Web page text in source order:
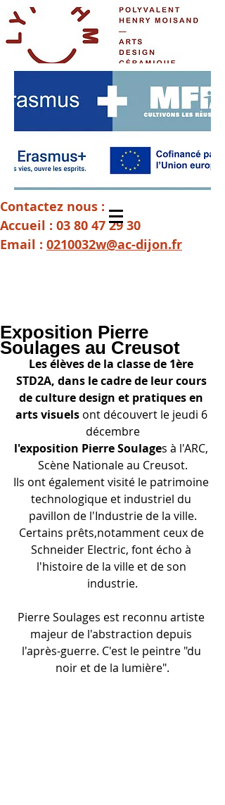
Contactez nous :
Accueil : 03 80 47 29 30
Email : 0210032w@ac-dijon.fr
Exposition Pierre
Soulages au Creusot
Les élèves de la classe de 1ère
STD2A, dans le cadre de leur cours
de culture design et pratiques en
arts visuels ont découvert le jeudi 6
décembre
l'exposition Pierre Soulages à l'ARC,
Scène Nationale au Creusot.
Ils ont également visité le patrimoine
technologique et industriel du
pavillon de l'Industrie de la ville.
Certains prêts,notamment ceux de
Schneider Electric, font écho à
l'histoire de la ville et de son
industrie.
Pierre Soulages est reconnu artiste
majeur de l'abstraction depuis
l'après-guerre. C'est le peintre "du
noir et de la lumière".